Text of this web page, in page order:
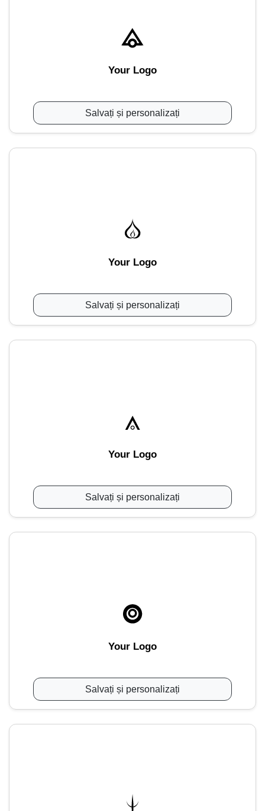
Your Logo
Salvați și personalizați
Your Logo
Salvați și personalizați
Your Logo
Salvați și personalizați
Your Logo
Salvați și personalizați